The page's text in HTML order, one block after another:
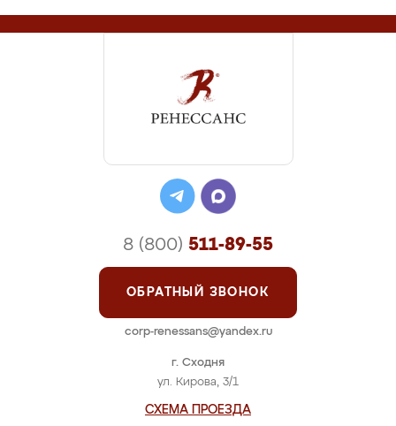
г. Сходня
ул. Кирова, 3/1
СХЕМА ПРОЕЗДА
8 (800) 511-89-55
ОБРАТНЫЙ ЗВОНОК
corp-renessans@yandex.ru